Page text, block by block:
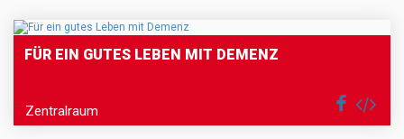
FÜR EIN GUTES LEBEN MIT DEMENZ
Zentralraum